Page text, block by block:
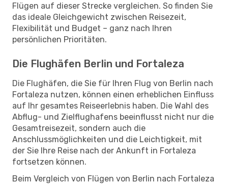
Flügen auf dieser Strecke vergleichen. So finden Sie
das ideale Gleichgewicht zwischen Reisezeit,
Flexibilität und Budget – ganz nach Ihren
persönlichen Prioritäten.
Die Flughäfen Berlin und Fortaleza
Die Flughäfen, die Sie für Ihren Flug von Berlin nach
Fortaleza nutzen, können einen erheblichen Einfluss
auf Ihr gesamtes Reiseerlebnis haben. Die Wahl des
Abflug- und Zielflughafens beeinflusst nicht nur die
Gesamtreisezeit, sondern auch die
Anschlussmöglichkeiten und die Leichtigkeit, mit
der Sie Ihre Reise nach der Ankunft in Fortaleza
fortsetzen können.
Beim Vergleich von Flügen von Berlin nach Fortaleza